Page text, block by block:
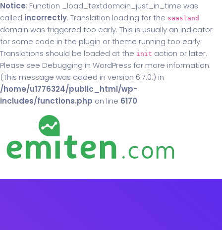
Notice: Function _load_textdomain_just_in_time was
called incorrectly. Translation loading for the saasland
domain was triggered too early. This is usually an indicator
for some code in the plugin or theme running too early.
Translations should be loaded at the init action or later.
Please see Debugging in WordPress for more information.
(This message was added in version 6.7.0.) in
/home/u1776324/public_html/wp-
includes/functions.php on line 6170